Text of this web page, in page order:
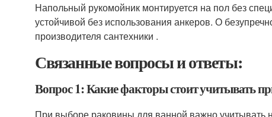
Напольный рукомойник монтируется на пол без
устойчивой без использования анкеров. О
производителя сантехники .
Связанные вопросы и ответы:
Вопрос 1: Какие факторы стоит учитывать